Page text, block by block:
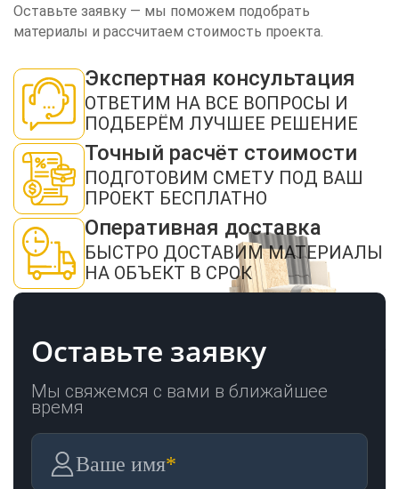
Оставьте заявку — мы поможем подобрать
материалы и рассчитаем стоимость проекта.
Экспертная консультация
ОТВЕТИМ НА ВСЕ ВОПРОСЫ И
ПОДБЕРЁМ ЛУЧШЕЕ РЕШЕНИЕ
Точный расчёт стоимости
ПОДГОТОВИМ СМЕТУ ПОД ВАШ
ПРОЕКТ БЕСПЛАТНО
Оперативная доставка
БЫСТРО ДОСТАВИМ МАТЕРИАЛЫ
НА ОБЪЕКТ В СРОК
Оставьте заявку
Мы свяжемся с вами в ближайшее
время
Ваше имя*
ЗАКАЗАТЬ ЗВОНОК
Нажимая кнопку "Отправить", я даю своё согласие на обработку моих персональных
условиях и для целей, определенных в политикой конфиденциальности